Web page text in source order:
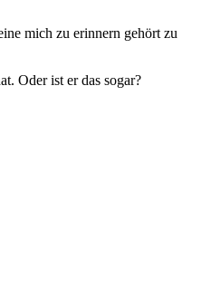
mich zu erinnern gehört zu
Oder ist er das sogar?